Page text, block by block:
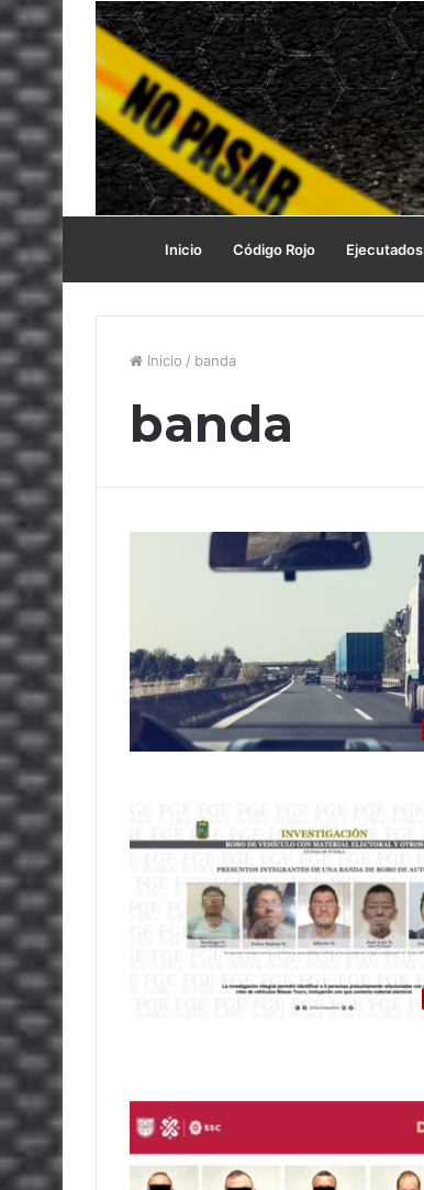
Inicio Código Rojo Ejecutados
Inicio / banda
banda